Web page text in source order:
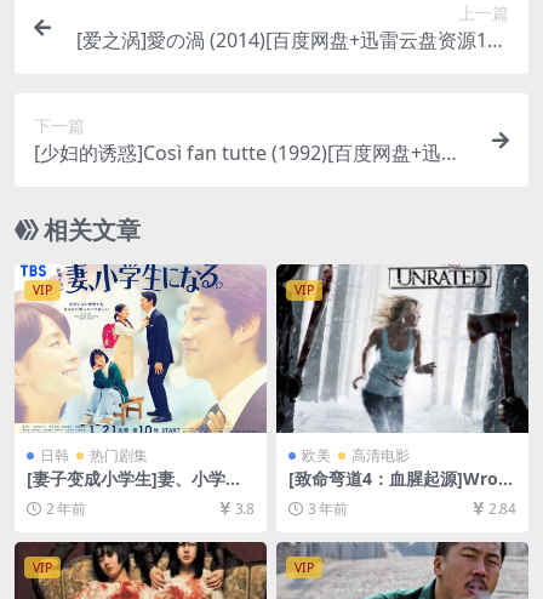
上一篇
[爱之涡]愛の渦 (2014)[百度网盘+迅雷云盘资源108
下一篇
[少妇的诱惑]Così fan tutte (1992)[百度网盘+迅雷
【手机/平板无法在线播放，请使用电脑下载防和谐
压缩包（含解压密码）】
相关文章
VIP
日韩 热门剧集
[妻子变成小学生]妻、小学生
になる。 (2022)[百度网盘+夸
克网盘1080P超清未删减资源]
[网盘在线播放/下载][MP4/16
GB][中文字幕]
2 年前 3.8
VIP
欧美 高清电影
[致命弯道4：血腥起源]Wron
g Turn 4: Bloody Beginning
s (2011)[百度网盘+迅雷云盘
资源1080P超清未删减][MP4/
6GB][中英字幕]
3 年前 2.84
VIP VIP